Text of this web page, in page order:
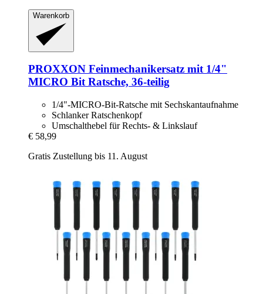
Warenkorb
PROXXON Feinmechanikersatz mit 1/4"
MICRO Bit Ratsche, 36-​teilig
1/4"-MICRO-Bit-Ratsche mit Sechskantaufnahme
Schlanker Ratschenkopf
Umschalthebel für Rechts- & Linkslauf
€ 58,99
Gratis Zustellung bis 11. August